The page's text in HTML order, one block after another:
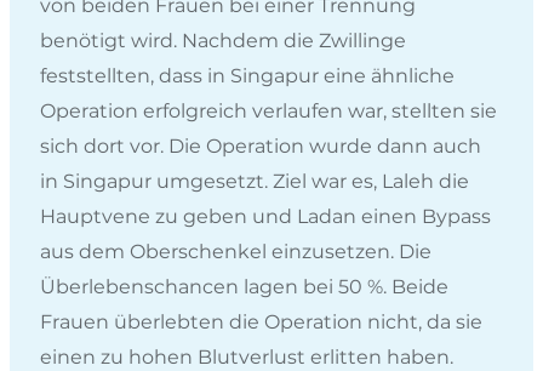
von beiden Frauen bei einer Trennung
benötigt wird. Nachdem die Zwillinge
feststellten, dass in Singapur eine ähnliche
Operation erfolgreich verlaufen war, stellten sie
sich dort vor. Die Operation wurde dann auch
in Singapur umgesetzt. Ziel war es, Laleh die
Hauptvene zu geben und Ladan einen Bypass
aus dem Oberschenkel einzusetzen. Die
Überlebenschancen lagen bei 50 %. Beide
Frauen überlebten die Operation nicht, da sie
einen zu hohen Blutverlust erlitten haben.